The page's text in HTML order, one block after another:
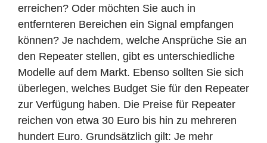
erreichen? Oder möchten Sie auch in
entfernteren Bereichen ein Signal empfangen
können? Je nachdem, welche Ansprüche Sie an
den Repeater stellen, gibt es unterschiedliche
Modelle auf dem Markt. Ebenso sollten Sie sich
überlegen, welches Budget Sie für den Repeater
zur Verfügung haben. Die Preise für Repeater
reichen von etwa 30 Euro bis hin zu mehreren
hundert Euro. Grundsätzlich gilt: Je mehr